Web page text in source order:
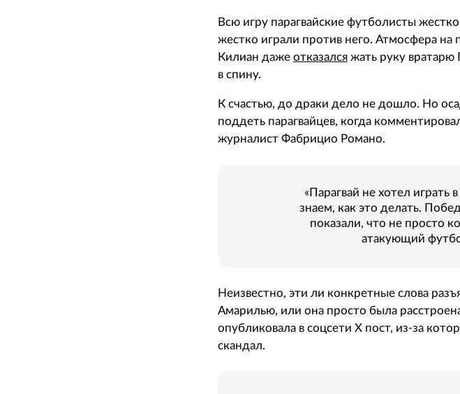
Всю игру парагвайские футболисты
жестко играли против него. Атмосфера на
Килиан даже отказался жать руку
в спину.
К счастью, до драки дело не дошло. Но
поддеть парагвайцев, когда
журналист Фабрицио Романо.
«Парагвай не хотел
знаем, как это делать.
показали, что не просто
атакующий
Неизвестно, эти ли конкретные слова
Амарилью, или она просто была
опубликовала в соцсети X пост, из-за
скандал.